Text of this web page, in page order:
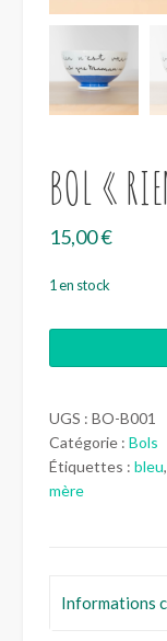
BOL «
15,00€
1 en stock
de
"Rien
n'est
perdu"
UGS : BO-B001
Catégorie : Bols
Étiquettes : bleu,
mère
Informations